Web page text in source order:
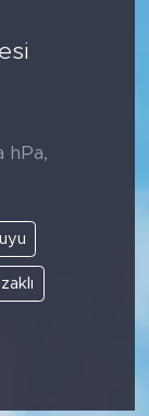
hPa,